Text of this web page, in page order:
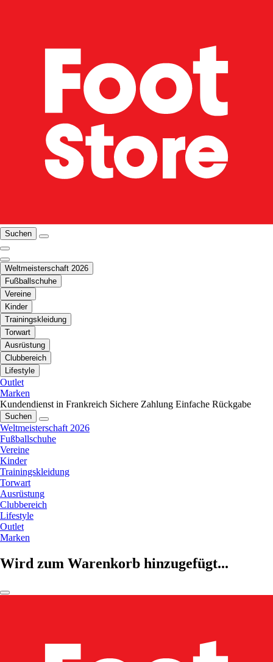
Suchen
Weltmeisterschaft 2026
Fußballschuhe
Vereine
Kinder
Trainingskleidung
Torwart
Ausrüstung
Clubbereich
Lifestyle
Outlet
Marken
Kundendienst in Frankreich Sichere Zahlung Einfache Rückgabe
Suchen
Weltmeisterschaft 2026
Fußballschuhe
Vereine
Kinder
Trainingskleidung
Torwart
Ausrüstung
Clubbereich
Lifestyle
Outlet
Marken
Wird zum Warenkorb hinzugefügt...